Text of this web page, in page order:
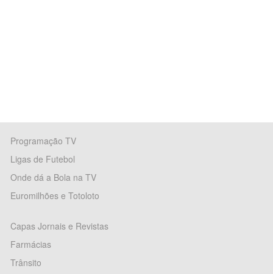
Programação TV
Ligas de Futebol
Onde dá a Bola na TV
Euromilhões e Totoloto
Capas Jornais e Revistas
Farmácias
Trânsito